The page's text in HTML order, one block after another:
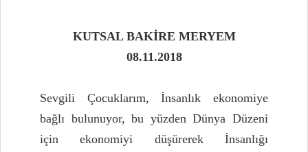
KUTSAL BAKİRE MERYEM
08.11.2018
Sevgili Çocuklarım, İnsanlık ekonomiye
bağlı bulunuyor, bu yüzden Dünya Düzeni
için ekonomiyi düşürerek İnsanlığı